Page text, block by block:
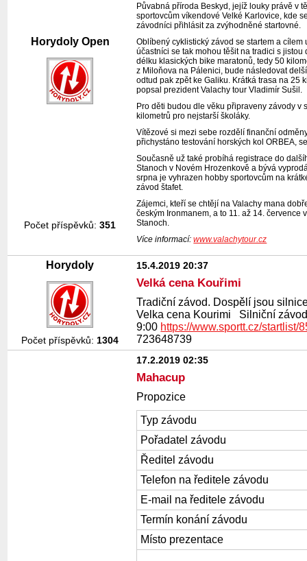
Horydoly Open
Půvabná příroda Beskyd, jejíž louky právě v
sportovcům víkendové Velké Karlovice, kde
závodníci přihlásit za zvýhodněné startovné.
Oblíbený cyklistický závod se startem a
účastníci se tak mohou těšit na tradici s
délku klasických bike maratonů, tedy 50
z Miloňova na Pálenici, bude následovat
odtud pak zpět ke Galiku. Krátká trasa na 25
popsal prezident Valachy tour Vladimír Sušil.
Pro děti budou dle věku připraveny závody
kilometrů pro nejstarší školáky.
Vítězové si mezi sebe rozdělí finanční
přichystáno testování horských kol ORBEA,
Současně už také probíhá registrace do
Stanoch v Novém Hrozenkově a bývá
srpna je vyhrazen hobby sportovcům na
závod štafet.
Zájemci, kteří se chtějí na Valachy mana
českým Ironmanem, a to 11. až 14.
Stanoch.
Více informací:www.valachytour.cz
Počet příspěvků: 351
Horydoly 15.4.2019 20:37
Velká cena Kouřimi
Tradiční závod. Dospělí jsou
Velka cena Kourimi Silniční
9:00 https://www.sportt.cz/startlist/
723648739
Počet příspěvků: 1304
17.2.2019 02:35
Mahacup
Propozice
Typ závodu
Pořadatel závodu
Ředitel závodu
Telefon na ředitele závodu
E-mail na ředitele závodu
Termín konání závodu
Místo prezentace